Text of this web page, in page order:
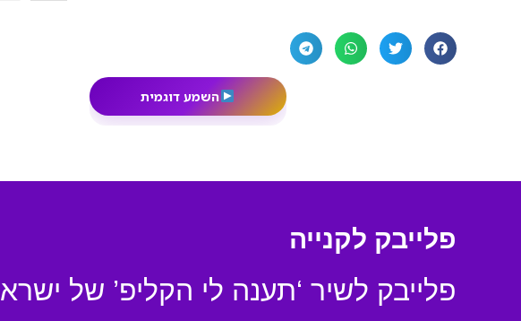
השמע דוגמית
פלייבק לקנייה
פלייבק לשיר ‘תענה לי הקליפ’ של